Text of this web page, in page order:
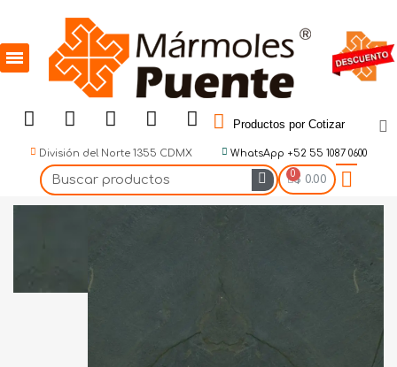
Productos por Cotizar
División del Norte 1355 CDMX WhatsApp +52 55 1087 0600
$ 0.00